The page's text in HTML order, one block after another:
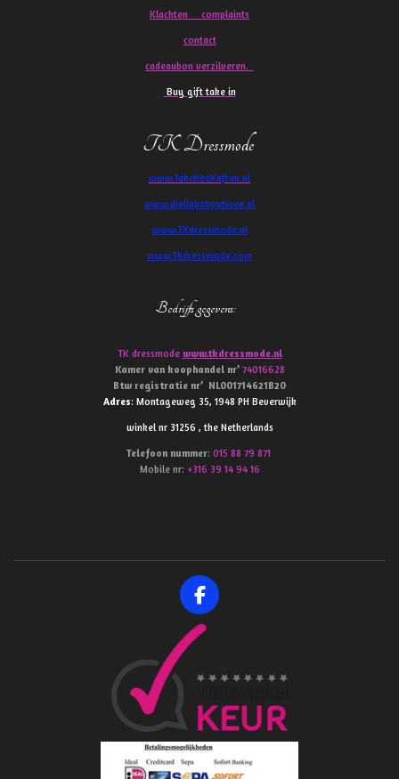
Klachten complaints
contact
cadeaubon verzilveren.
Buy gift take in
TK Dressmode
www.TakchitaKaftan.nl
www.djellababoutique.nl
www.TKdressmode.nl
www.Tkdressmode.com
Bedrijfs gegevens:
TK dressmode www.tkdressmode.nl
Kamer van koophandel nr’ 74016628
Btw registratie nr’ NL001714621B20
Adres: Montageweg 35, 1948 PH Beverwijk
winkel nr 31256 , the Netherlands
Telefoon nummer: 015 88 79 871
Mobile nr: +316 39 14 94 16
F
a
c
b
o
k